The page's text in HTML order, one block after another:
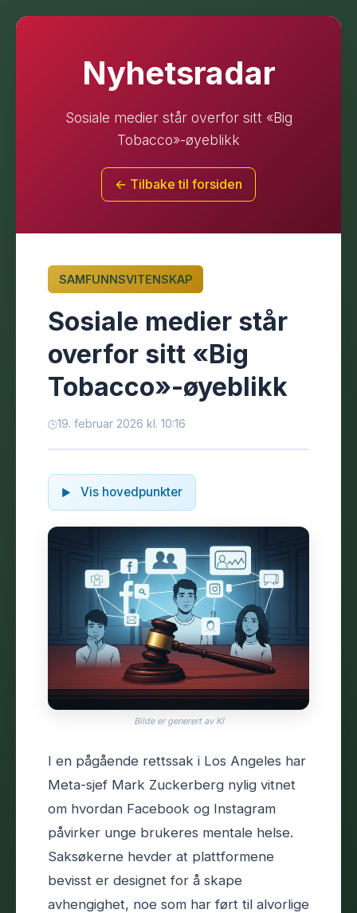
Nyhetsradar
Sosiale medier står overfor sitt «Big
Tobacco»-øyeblikk
← Tilbake til forsiden
SAMFUNNSVITENSKAP
Sosiale medier står
overfor sitt «Big
Tobacco»-øyeblikk
19. februar 2026 kl. 10:16
Vis hovedpunkter
Bilde er generert av KI
I en pågående rettssak i Los Angeles har
Meta-sjef Mark Zuckerberg nylig vitnet
om hvordan Facebook og Instagram
påvirker unge brukeres mentale helse.
Saksøkerne hevder at plattformene
bevisst er designet for å skape
avhengighet, noe som har ført til alvorlige